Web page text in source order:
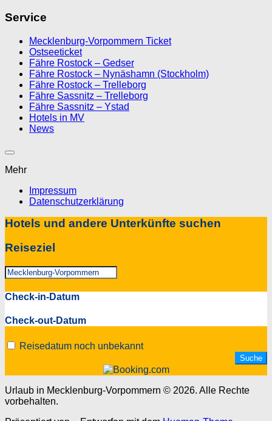
Service
Mecklenburg-Vorpommern Ticket
Ostseeticket
Fähre Rostock – Gedser
Fähre Rostock – Nynäshamn (Stockholm)
Fähre Rostock – Trelleborg
Fähre Sassnitz – Trelleborg
Fähre Sassnitz – Ystad
Hotels in MV
News
Mehr
Impressum
Datenschutzerklärung
Hotels und andere Unterkünfte suchen
Reiseziel
Check-in-Datum
Check-out-Datum
Reisedatum noch unbekannt
Urlaub in Mecklenburg-Vorpommern © 2026. Alle Rechte
vorbehalten.